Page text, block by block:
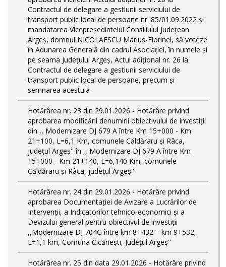
Contractul de delegare a gestiunii serviciului de
transport public local de persoane nr. 85/01.09.2022 și
mandatarea Vicepreședintelui Consiliului Județean
Argeș, domnul NICOLAESCU Marius-Florinel, să voteze
în Adunarea Generală din cadrul Asociației, în numele și
pe seama Județului Argeș, Actul adițional nr. 26 la
Contractul de delegare a gestiunii serviciului de
transport public local de persoane, precum și
semnarea acestuia
Hotărârea nr. 23 din 29.01.2026 - Hotărâre privind
aprobarea modificării denumirii obiectivului de investiții
din ,, Modernizare DJ 679 A între Km 15+000 - Km
21+100, L=6,1 Km, comunele Căldăraru și Râca,
județul Argeș'' în ,, Modernizare DJ 679 A între Km
15+000 - Km 21+140, L=6,140 Km, comunele
Căldăraru și Râca, județul Argeș''
Hotărârea nr. 24 din 29.01.2026 - Hotărâre privind
aprobarea Documentației de Avizare a Lucrărilor de
Intervenții, a Indicatorilor tehnico-economici și a
Devizului general pentru obiectivul de investiții
,,Modernizare DJ 704G între km 8+432 – km 9+532,
L=1,1 km, Comuna Cicănești, Județul Argeș"
Hotărârea nr. 25 din data 29.01.2026 - Hotărâre privind